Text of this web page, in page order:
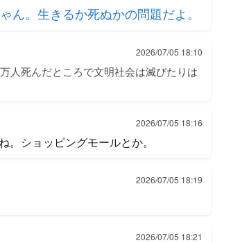
ん。生きるか死ぬかの問題だよ。
2026/07/05 18:10
人死んだところで文明社会は滅びたりは
2026/07/05 18:16
ショッピングモールとか。
2026/07/05 18:19
2026/07/05 18:21